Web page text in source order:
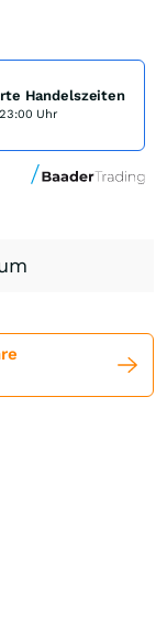
Handelszeiten
Uhr